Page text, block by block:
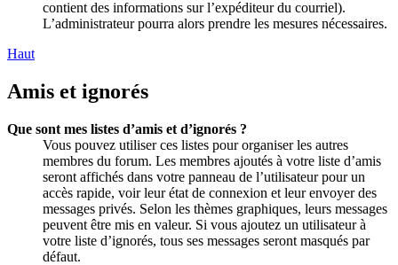
contient des informations sur l’expéditeur du courriel).
L’administrateur pourra alors prendre les mesures nécessaires.
Haut
Amis et ignorés
Que sont mes listes d’amis et d’ignorés ?
Vous pouvez utiliser ces listes pour organiser les autres
membres du forum. Les membres ajoutés à votre liste d’amis
seront affichés dans votre panneau de l’utilisateur pour un
accès rapide, voir leur état de connexion et leur envoyer des
messages privés. Selon les thèmes graphiques, leurs messages
peuvent être mis en valeur. Si vous ajoutez un utilisateur à
votre liste d’ignorés, tous ses messages seront masqués par
défaut.